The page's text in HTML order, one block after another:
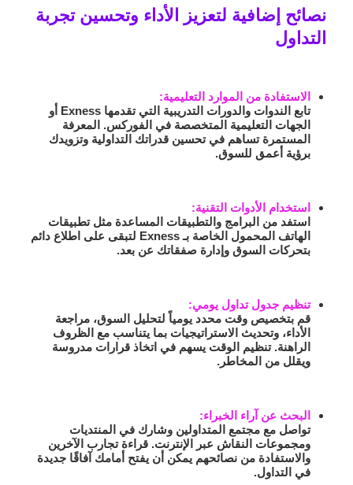
نصائح إضافية لتعزيز الأداء وتحسين تجربة
التداول
الاستفادة من الموارد التعليمية:
تابع الندوات والدورات التدريبية التي تقدمها Exness أو
الجهات التعليمية المتخصصة في الفوركس. المعرفة
المستمرة تساهم في تحسين قدراتك التداولية وتزويدك
برؤية أعمق للسوق.
استخدام الأدوات التقنية:
استفد من البرامج والتطبيقات المساعدة مثل تطبيقات
الهاتف المحمول الخاصة بـ Exness لتبقى على اطلاع دائم
بتحركات السوق وإدارة صفقاتك عن بعد.
تنظيم جدول تداول يومي:
قم بتخصيص وقت محدد يومياً لتحليل السوق، مراجعة
الأداء، وتحديث الاستراتيجيات بما يتناسب مع الظروف
الراهنة. تنظيم الوقت يسهم في اتخاذ قرارات مدروسة
ويقلل من المخاطر.
البحث عن آراء الخبراء:
تواصل مع مجتمع المتداولين وشارك في المنتديات
ومجموعات النقاش عبر الإنترنت. قراءة تجارب الآخرين
والاستفادة من نصائحهم يمكن أن يفتح أمامك آفاقًا جديدة
في التداول.